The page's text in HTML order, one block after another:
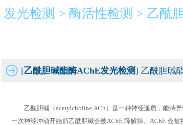
发光检测 > 酶活性检测 > 乙酰
[乙酰胆碱酯酶AChE发光检测] 乙酰胆碱
乙酰胆碱（acetylcholine,ACh）是一种神经递质，能特
一次神经冲动开始前乙酰胆碱会被AChE 降解掉。AChE 会